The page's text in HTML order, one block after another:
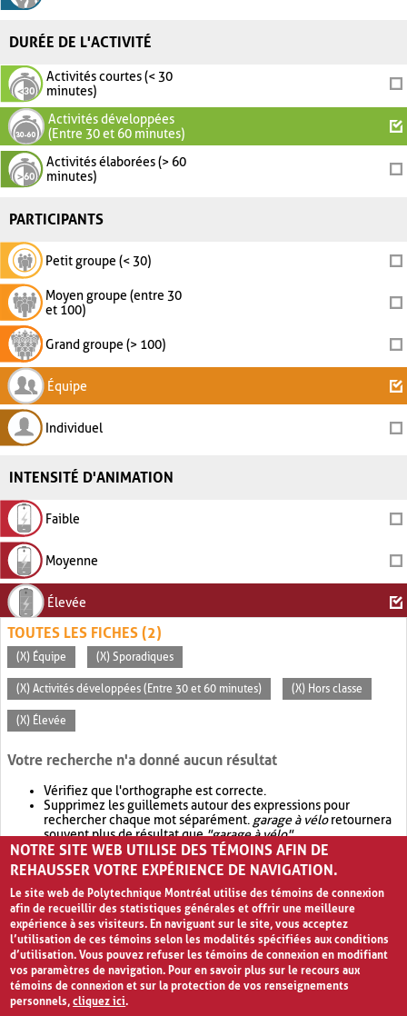
DURÉE DE L'ACTIVITÉ
Activités courtes (< 30
minutes)
Activités développées
(Entre 30 et 60 minutes)
Activités élaborées (> 60
minutes)
PARTICIPANTS
Petit groupe (< 30)
Moyen groupe (entre 30
et 100)
Grand groupe (> 100)
Équipe
Individuel
INTENSITÉ D'ANIMATION
Faible
Moyenne
Élevée
TOUTES LES FICHES (2)
(X) Équipe (X) Sporadiques
(X) Activités développées (Entre 30 et 60 minutes) (X) Hors classe
(X) Élevée
Votre recherche n'a donné aucun résultat
Vérifiez que l'orthographe est correcte.
Supprimez les guillemets autour des expressions pour
rechercher chaque mot séparément. garage à véloretournera
souvent plus de résultat que"garage à vélo".
Envisagez d'élargir votre recherche avec OR.garage OR vélo
retournera souvent plus de résultat quegarage à vélo
NOTRE SITE WEB UTILISE DES TÉMOINS AFIN DE
REHAUSSER VOTRE EXPÉRIENCE DE NAVIGATION.
Le site web de Polytechnique Montréal utilise des témoins de connexion
afin de recueillir des statistiques générales et offrir une meilleure
expérience à ses visiteurs. En naviguant sur le site, vous acceptez
l’utilisation de ces témoins selon les modalités spécifiées aux conditions
d’utilisation. Vous pouvez refuser les témoins de connexion en modifiant
vos paramètres de navigation. Pour en savoir plus sur le recours aux
témoins de connexion et sur la protection de vos renseignements
personnels,cliquez ici.